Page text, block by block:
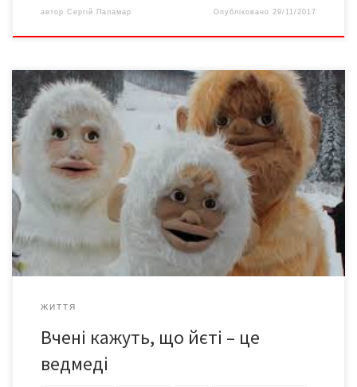
автор Сергій Паламар Опубліковано 29/11/2017
Аналіз ДНК дев’яти зразків кісток йєті показав, що майже всі
вони належать ведмедям, пише Science Alert. Дев’ять зразків,
зібрані в Тибеті і в Гімалаях, включали в себе волосся, шкіру,
зуби, кістки, і фекалії. Всі зразки, крім одного, виявилися від
ведмедів – азіатських чорних ведмедів, гімалайських бурих або
тибетських. Ще один зразок, […]
ЖИТТЯ
Вчені кажуть, що йєті – це
ведмеді